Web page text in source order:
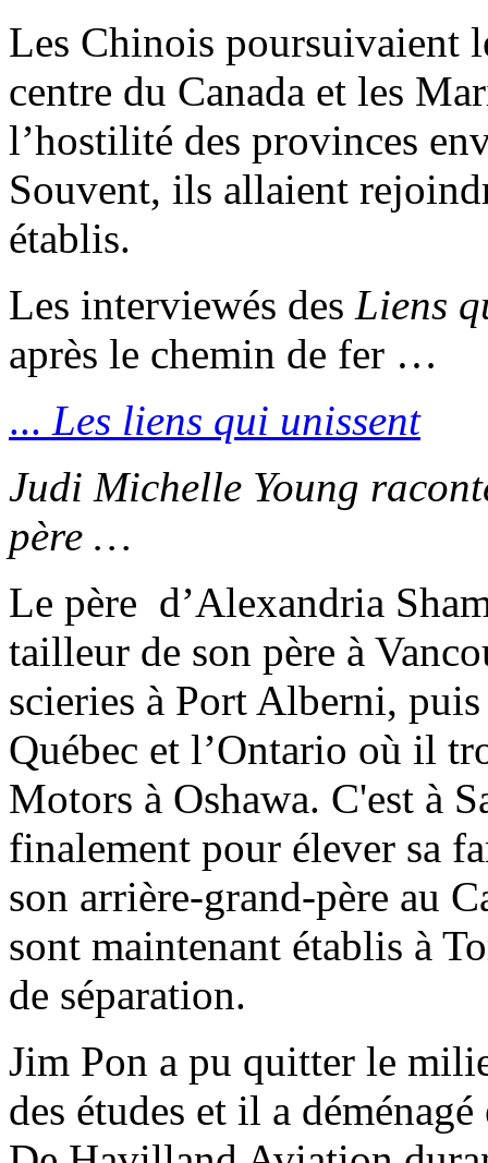
Les Chinois poursuivaient
centre du Canada et les
l’hostilité des provinces
Souvent, ils allaient
établis.
Les interviewés des Liens
après le chemin de fer …
... Les liens qui unissent
Judi Michelle Young
père …
Le père d’Alexandria
tailleur de son père à
scieries à Port Alberni,
Québec et l’Ontario où il
Motors à Oshawa. C'est à
finalement pour élever sa
son arrière-grand-père au
sont maintenant établis à
de séparation.
Jim Pon a pu quitter le
des études et il a